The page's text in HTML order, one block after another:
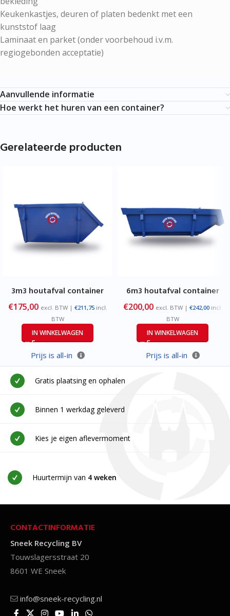
Keukenkastjes, deuren of platen bedenkt met een
kunststof laag
Laminaat en parket (onder voorbehoud i.v.m.
regiogebonden acceptatie)
Aanvullende informatie
Hoe werkt het huren van een container?
Gerelateerde producten
3m3 houtafval container
€175,00 excl. BTW | €211,75incl.
BTW
IN WINKELWAGEN
Prijs is all-in
6m3 houtafval container
€200,00 excl. BTW | €242,00incl.
BTW
IN WINKELWAGEN
Prijs is all-in
Gratis plaatsing en ophalen
Binnen 1 werkdag geleverd
Kies je eigen aflevermoment
Huurtermijn van 4 weken
CONTACTINFORMATIE
Sneek Recycling BV
Touwslagersstraat 20
8601 WE Sneek
info@sneek-recycling.nl